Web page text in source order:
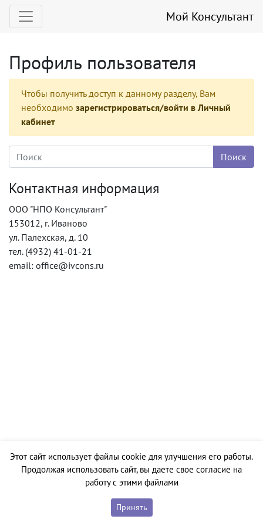
Мой Консультант
Профиль пользователя
Чтобы получить доступ к данному разделу, Вам
необходимо зарегистрироваться/войти в Личный
кабинет
Контактная информация
ООО "НПО Консультант"
153012, г. Иваново
ул. Палехская, д. 10
тел. (4932) 41-01-21
email: office@ivcons.ru
Этот сайт использует файлы cookie для улучшения его работы.
Продолжая использовать сайт, вы даете свое согласие на
работу с этими файлами
Принять